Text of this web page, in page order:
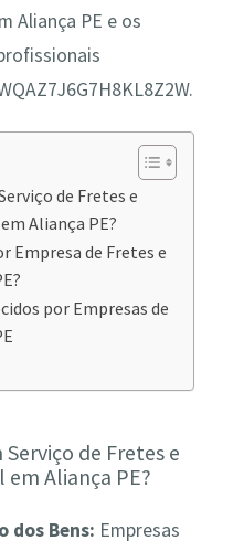
Aliança PE e os
de Fretes e
Aliança PE?
Empresa de Fretes e
por Empresas de
de Fretes e
Aliança PE?
dos Bens: Empresas